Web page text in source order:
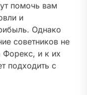
помочь вам
и
Однако
советников не
Форекс, и к их
подходить с